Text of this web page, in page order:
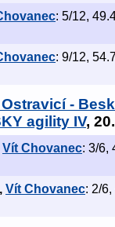
: 5/12,
: 9/12,
-
agility IV,
Vít Chovanec: 3/6,
, Vít Chovanec: 2/